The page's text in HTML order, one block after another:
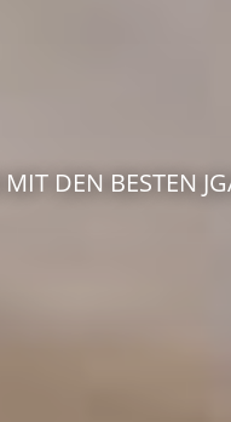
DEN BESTEN